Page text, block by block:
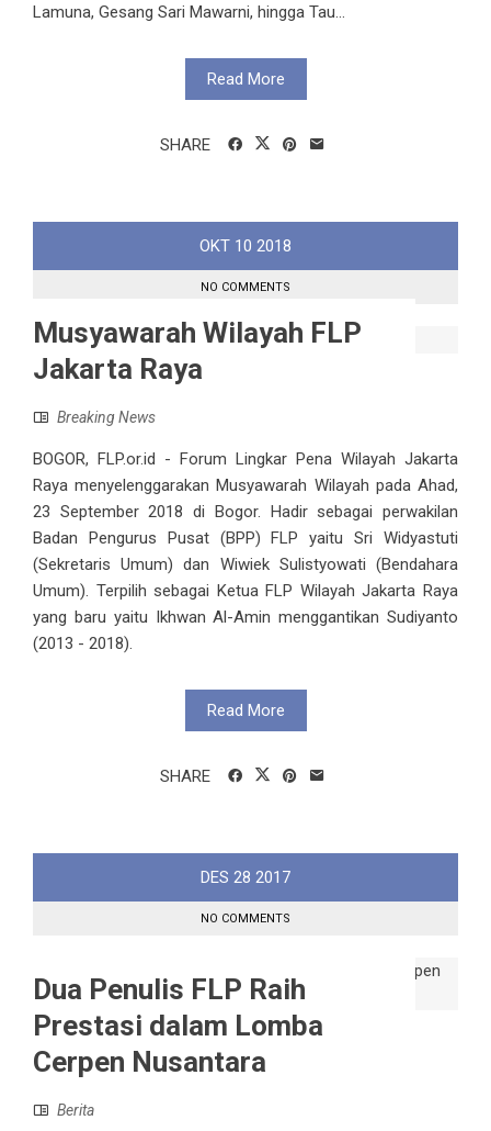
Lamuna, Gesang Sari Mawarni, hingga Tau...
Read More
SHARE
OKT 10 2018
NO COMMENTS
Musyawarah Wilayah FLP
Jakarta Raya
Breaking News
BOGOR, FLP.or.id - Forum Lingkar Pena Wilayah Jakarta
Raya menyelenggarakan Musyawarah Wilayah pada Ahad,
23 September 2018 di Bogor. Hadir sebagai perwakilan
Badan Pengurus Pusat (BPP) FLP yaitu Sri Widyastuti
(Sekretaris Umum) dan Wiwiek Sulistyowati (Bendahara
Umum). Terpilih sebagai Ketua FLP Wilayah Jakarta Raya
yang baru yaitu Ikhwan Al-Amin menggantikan Sudiyanto
(2013 - 2018).
Read More
SHARE
DES 28 2017
NO COMMENTS
Dua Penulis FLP Raih
Prestasi dalam Lomba
Cerpen Nusantara
Berita